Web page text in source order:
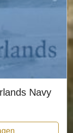
Navy